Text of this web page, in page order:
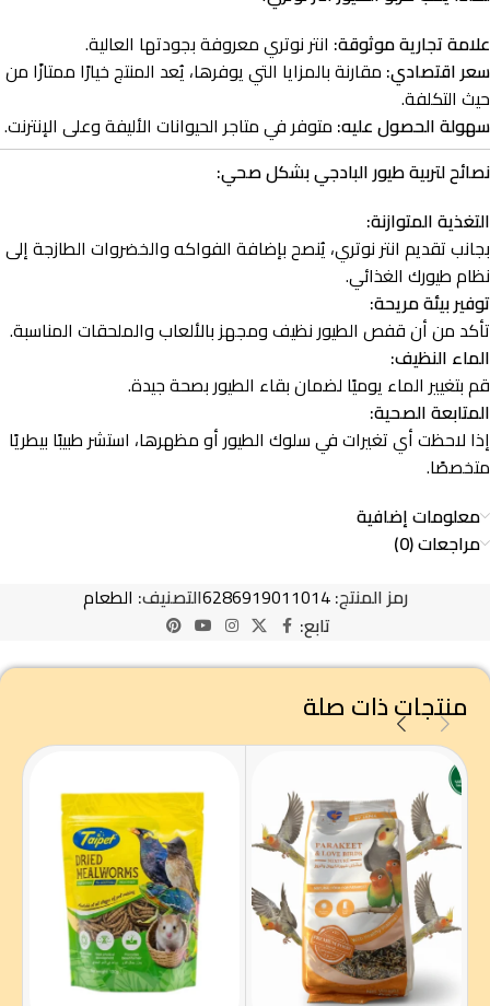
علامة تجارية موثوقة: انتر نوتري معروفة بجودتها العالية.
سعر اقتصادي: مقارنة بالمزايا التي يوفرها، يُعد المنتج خيارًا ممتازًا من
حيث التكلفة.
سهولة الحصول عليه: متوفر في متاجر الحيوانات الأليفة وعلى الإنترنت.
نصائح لتربية طيور البادجي بشكل صحي:
التغذية المتوازنة:
بجانب تقديم انتر نوتري، يُنصح بإضافة الفواكه والخضروات الطازجة إلى
نظام طيورك الغذائي.
توفير بيئة مريحة:
تأكد من أن قفص الطيور نظيف ومجهز بالألعاب والملحقات المناسبة.
الماء النظيف:
قم بتغيير الماء يوميًا لضمان بقاء الطيور بصحة جيدة.
المتابعة الصحية:
إذا لاحظت أي تغيرات في سلوك الطيور أو مظهرها، استشر طبيبًا بيطريًا
متخصصًا.
معلومات إضافية
مراجعات (0)
رمز المنتج:6286919011014التصنيف: الطعام
تابع:
منتجات ذات صلة